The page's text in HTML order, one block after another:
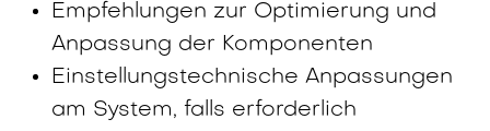
Empfehlungen zur Optimierung und
Anpassung der Komponenten
Einstellungstechnische Anpassungen
am System, falls erforderlich